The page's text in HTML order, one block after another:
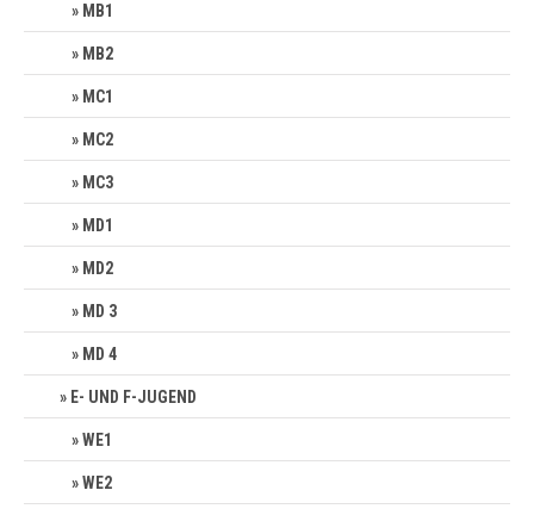
MB1
MB2
MC1
MC2
MC3
MD1
MD2
MD 3
MD 4
E- UND F-JUGEND
WE1
WE2